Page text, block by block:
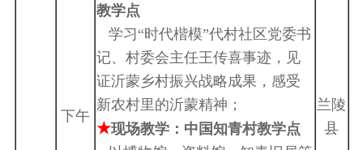
下午
教学点
学习“时代楷模”代村社区党委书
记、村委会主任王传喜事迹，见
证沂蒙乡村振兴战略成果，感受
新农村里的沂蒙精神；
★现场教学：中国知青村教学点
兰陵
县